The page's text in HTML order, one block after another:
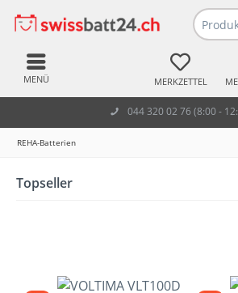
044 320 02 76 (8:00 -
MERKZETTEL
MENÜ
REHA-Batterien
Topseller